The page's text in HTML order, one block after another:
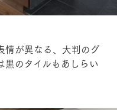
情が異なる、大判のグ
黒のタイルもあしらい